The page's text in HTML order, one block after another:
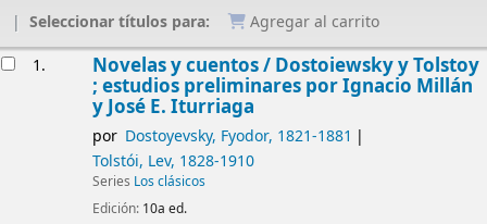
Seleccionar títulos para:
Agregar al carrito
1. Novelas y cuentos / Dostoiewsky y Tolstoy
; estudios preliminares por Ignacio Millán
y José E. Iturriaga
por Dostoyevsky, Fyodor, 1821-1881
Tolstói, Lev, 1828-1910
Series Los clásicos
Edición: 10a ed.